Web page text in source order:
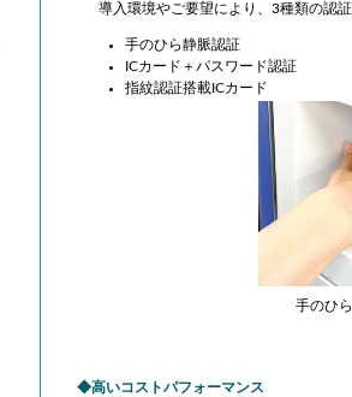
Compact Logistics Solution
アイニックスが考える物流システムのある
姿とは、これらのビジネス環境に合わせて拡
張・縮小・移動が可能な物流システム。 それ
を実現するためのコンセプトがCompact
導入環境やご要望により、3種類の認
手のひら静脈認証
ICカード＋パスワード認証
指紋認証搭載ICカード
手のひ
高いコストパフォーマンス